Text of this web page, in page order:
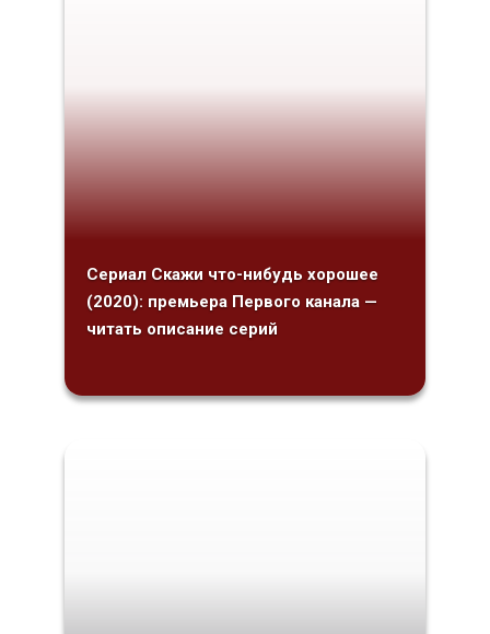
Сериал Скажи что-нибудь хорошее
(2020): премьера Первого канала —
читать описание серий